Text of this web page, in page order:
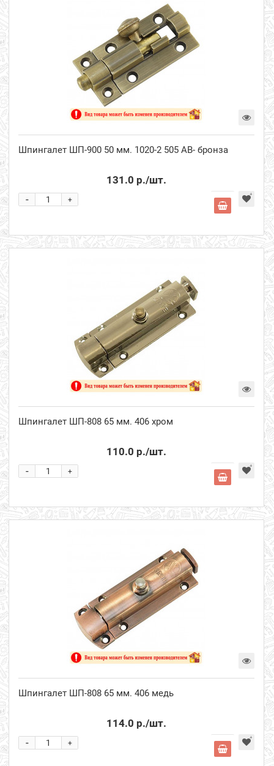
Шпингалет ШП-900 50 мм. 1020-2 505 АВ- бронза
131.0 р./шт.
+
-
Шпингалет ШП-808 65 мм. 406 хром
110.0 р./шт.
+
-
Шпингалет ШП-808 65 мм. 406 медь
114.0 р./шт.
+
-